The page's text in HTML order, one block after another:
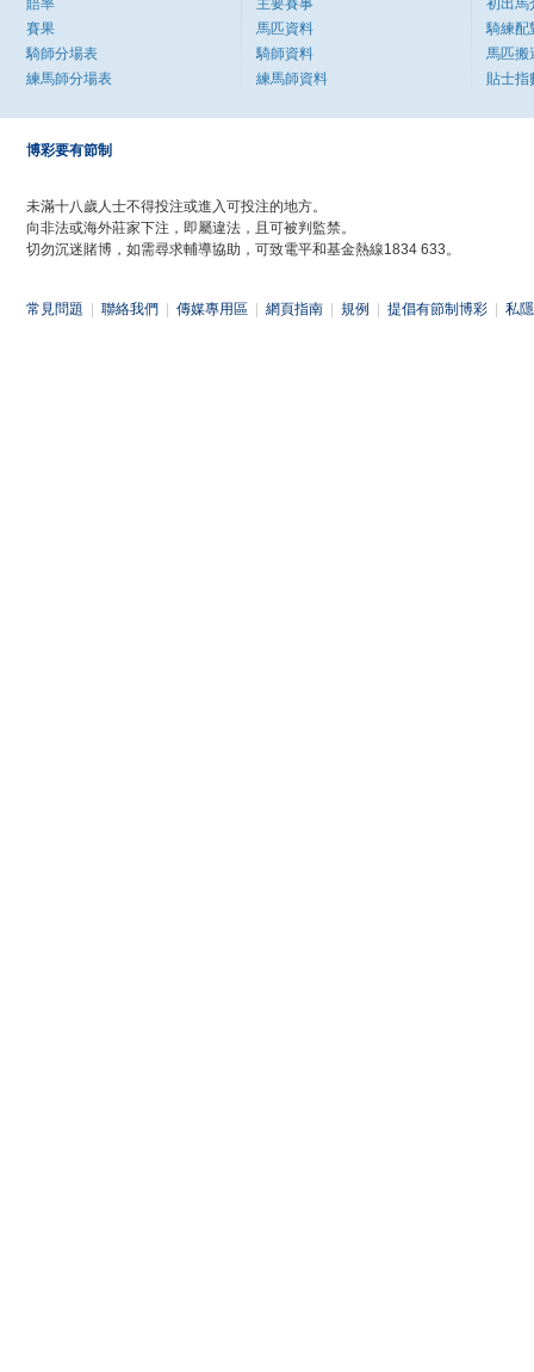
賠率
賽果
騎師分場表
練馬師分場表
主要賽事
馬匹資料
騎師資料
練馬師資料
初出馬
騎練配
馬匹搬
貼士指
博彩要有節制
未滿十八歲人士不得投注或進入可投注的地方。
向非法或海外莊家下注，即屬違法，且可被判監禁。
切勿沉迷賭博，如需尋求輔導協助，可致電平和基金熱線1834 633。
常見問題 聯絡我們 傳媒專用區 網頁指南 規例 提倡有節制博彩 私